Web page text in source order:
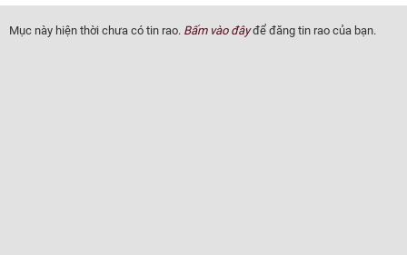
Mục này hiện thời chưa có tin rao. Bấm vào đâyđể đăng tin rao của bạn.